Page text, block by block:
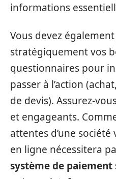
informations
Vous devez
stratégiquement vos
questionnaires pour
passer à l’action
de devis). Assurez-
et engageants.
attentes d’une
en ligne nécessitera
système de paiement